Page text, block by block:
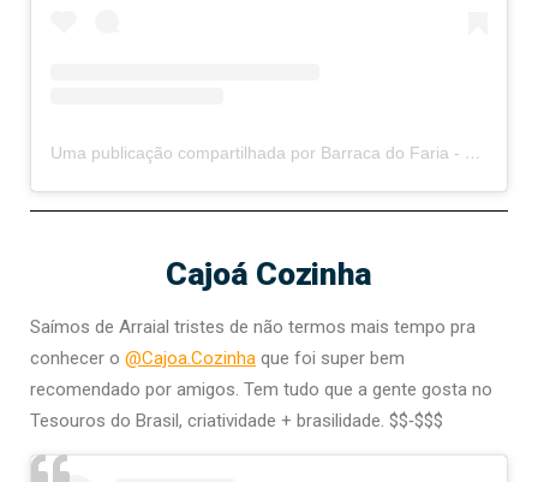
Uma publicação compartilhada por Barraca do Faria - Nova Geração (@barracadofaria)
Cajoá Cozinha
Saímos de Arraial tristes de não termos mais tempo pra
conhecer o @Cajoa.Cozinha que foi super bem
recomendado por amigos. Tem tudo que a gente gosta no
Tesouros do Brasil, criatividade + brasilidade. $$‑$$$